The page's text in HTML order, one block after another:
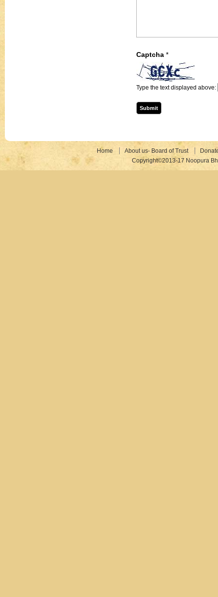
Captcha *
Type the text displayed above:
Home About us- Board of Trust
Copyright©2013-17 Noopura